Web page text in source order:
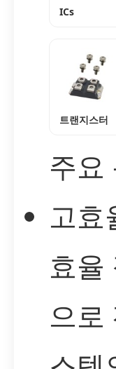
ICs
트랜지스터
주요
고효
효율
으로